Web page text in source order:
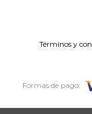
Términos y
Formas de pago: